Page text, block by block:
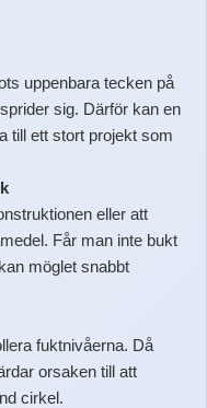
uppenbara tecken på
sig. Därför kan en
till ett stort projekt som
eller att
Får man inte bukt
möglet snabbt
fuktnivåerna. Då
orsaken till att
cirkel.